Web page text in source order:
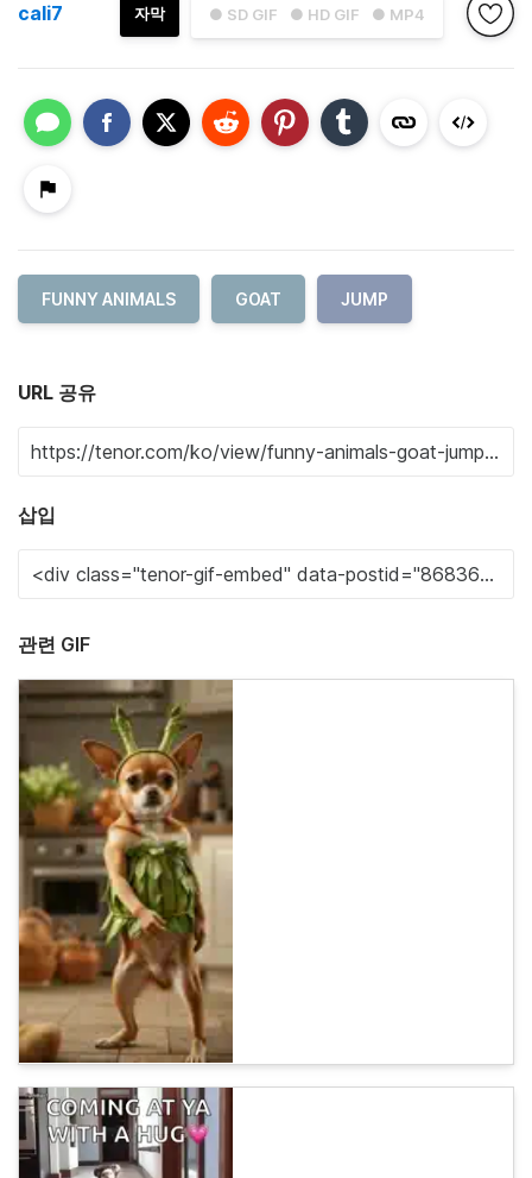
● SD GIF ● HD GIF ● MP4
자막
cali7
FUNNY ANIMALS GOAT JUMP
URL 공유
삽입
관련 GIF